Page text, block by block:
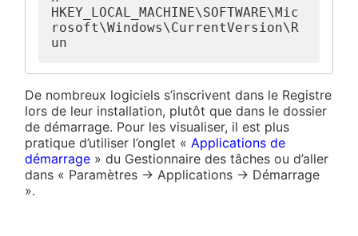
HKEY_LOCAL_MACHINE\SOFTWARE\Mic
rosoft\Windows\CurrentVersion\R
De nombreux logiciels s’inscrivent dans le Registre
lors de leur installation, plutôt que dans le dossier
de démarrage. Pour les visualiser, il est plus
pratique d’utiliser l’onglet « Applications de
démarrage » du Gestionnaire des tâches ou d’aller
dans « Paramètres → Applications → Démarrage
».